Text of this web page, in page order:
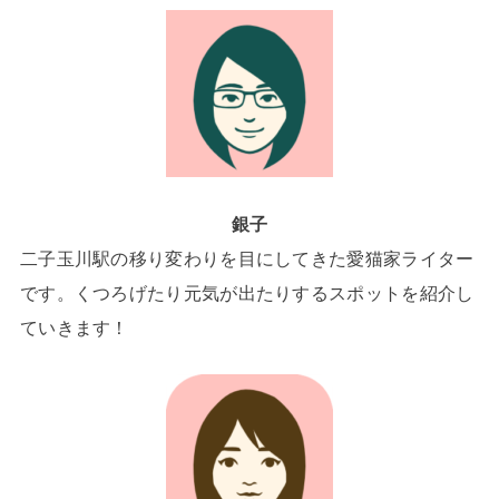
銀子
二子玉川駅の移り変わりを目にしてきた愛猫家ライター
です。くつろげたり元気が出たりするスポットを紹介し
ていきます！